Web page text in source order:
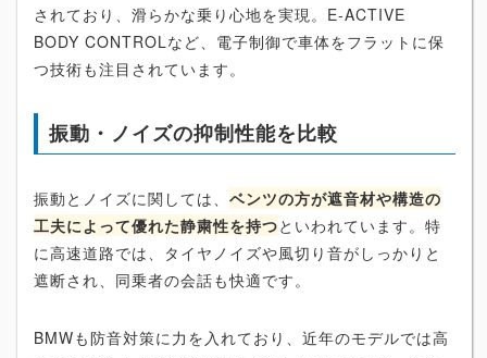
されており、滑らかな乗り心地を実現。E-ACTIVE
BODY CONTROLなど、電子制御で車体をフラットに保
つ技術も注目されています。
振動・ノイズの抑制性能を比較
振動とノイズに関しては、 ベンツの方が遮音材や構造の
工夫によって優れた静粛性を持つといわれています。特
に高速道路では、タイヤノイズや風切り音がしっかりと
遮断され、同乗者の会話も快適です。
BMWも防音対策に力を入れており、近年のモデルでは高